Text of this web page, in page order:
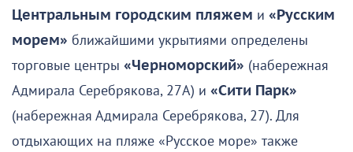
Центральным городским пляжем и «Русским
морем» ближайшими укрытиями определены
торговые центры «Черноморский» (набережная
Адмирала Серебрякова, 27А) и «Сити Парк»
(набережная Адмирала Серебрякова, 27). Для
отдыхающих на пляже «Русское море» также